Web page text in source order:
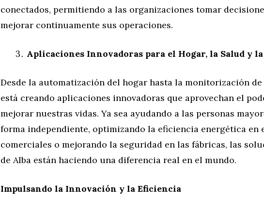
conectados, permitiendo a las organizaciones tomar
mejorar continuamente sus operaciones.
Aplicaciones Innovadoras para el Hogar, la Salud y
Desde la automatización del hogar hasta la monitorización de
está creando aplicaciones innovadoras que aprovechan el
mejorar nuestras vidas. Ya sea ayudando a las personas
forma independiente, optimizando la eficiencia energética en
comerciales o mejorando la seguridad en las fábricas, las
de Alba están haciendo una diferencia real en el mundo.
Impulsando la Innovación y la Eficiencia